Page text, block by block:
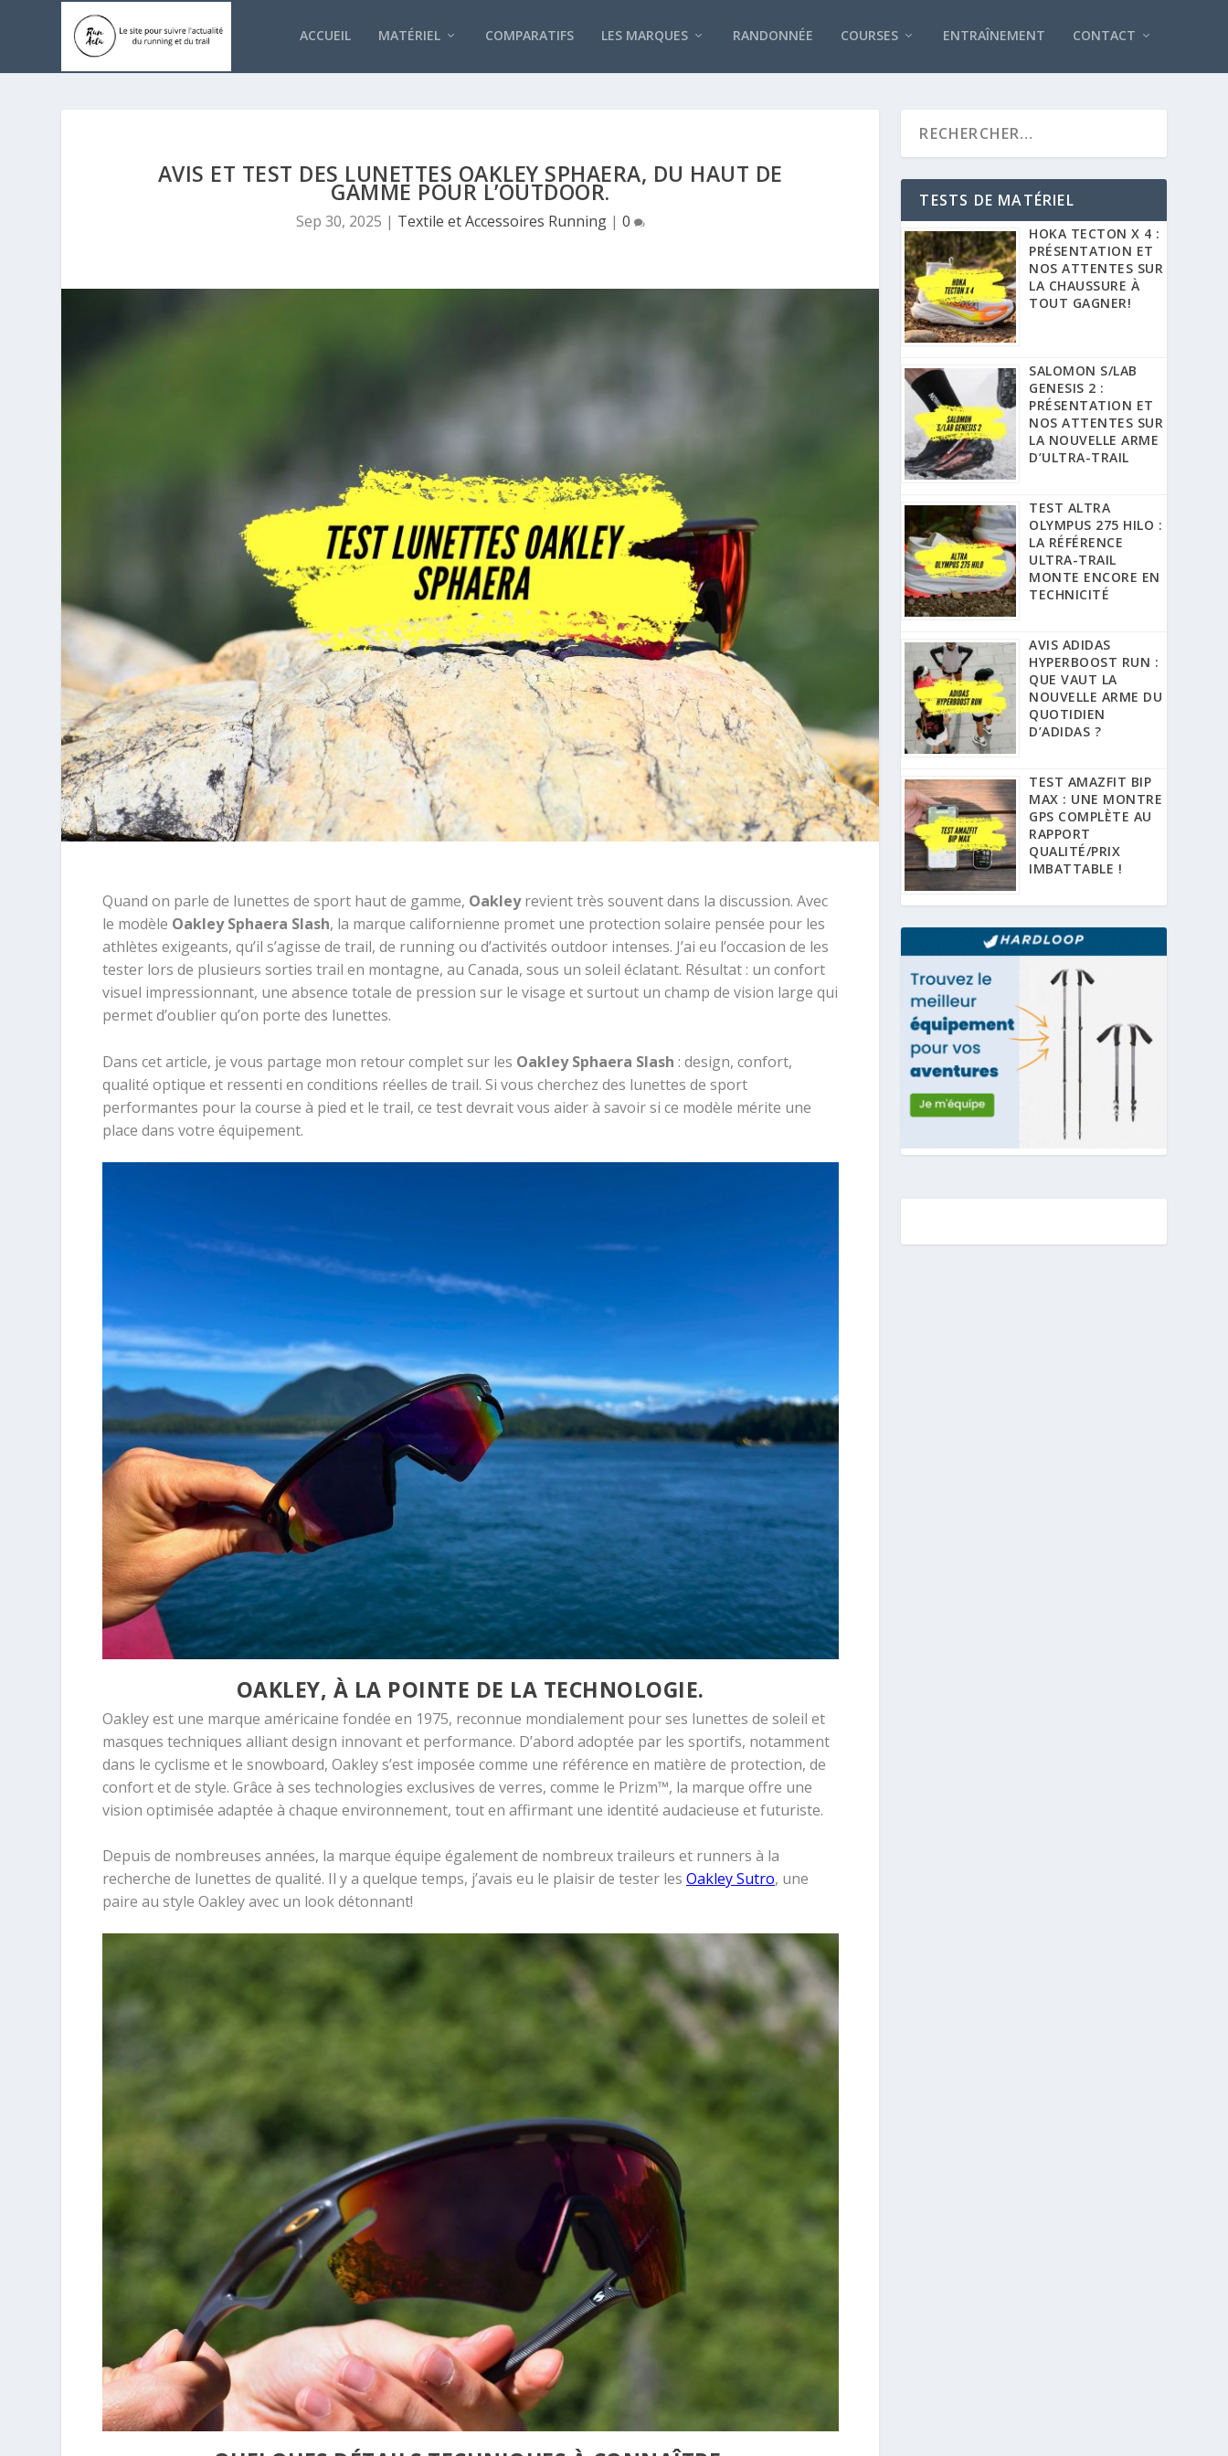
ACCUEIL MATÉRIEL COMPARATIFS LES MARQUES RANDONNÉE COURSES ENTRAÎNEMENT CONTACT
AVIS ET TEST DES LUNETTES OAKLEY SPHAERA, DU HAUT DE
GAMME POUR L’OUTDOOR.
Sep 30, 2025 | Textile et Accessoires Running| 0
Quand on parle de lunettes de sport haut de gamme, Oakleyrevient très souvent dans la discussion. Avec
le modèle Oakley Sphaera Slash, la marque californienne promet une protection solaire pensée pour les
athlètes exigeants, qu’il s’agisse de trail, de running ou d’activités outdoor intenses. J’ai eu l’occasion de les
tester lors de plusieurs sorties trail en montagne, au Canada, sous un soleil éclatant. Résultat : un confort
visuel impressionnant, une absence totale de pression sur le visage et surtout un champ de vision large qui
permet d’oublier qu’on porte des lunettes.
Dans cet article, je vous partage mon retour complet sur les Oakley Sphaera Slash : design, confort,
qualité optique et ressenti en conditions réelles de trail. Si vous cherchez des lunettes de sport
performantes pour la course à pied et le trail, ce test devrait vous aider à savoir si ce modèle mérite une
place dans votre équipement.
OAKLEY, À LA POINTE DE LA TECHNOLOGIE.
Oakley est une marque américaine fondée en 1975, reconnue mondialement pour ses lunettes de soleil et
masques techniques alliant design innovant et performance. D’abord adoptée par les sportifs, notamment
dans le cyclisme et le snowboard, Oakley s’est imposée comme une référence en matière de protection, de
confort et de style. Grâce à ses technologies exclusives de verres, comme le Prizm™, la marque offre une
vision optimisée adaptée à chaque environnement, tout en affirmant une identité audacieuse et futuriste.
Depuis de nombreuses années, la marque équipe également de nombreux traileurs et runners à la
recherche de lunettes de qualité. Il y a quelque temps, j’avais eu le plaisir de tester les Oakley Sutro, une
paire au style Oakley avec un look détonnant!
TESTS DE MATÉRIEL
HOKA TECTON X 4 :
PRÉSENTATION ET
NOS ATTENTES SUR
LA CHAUSSURE À
TOUT GAGNER!
SALOMON S/LAB
GENESIS 2 :
PRÉSENTATION ET
NOS ATTENTES SUR
LA NOUVELLE ARME
D’ULTRA-TRAIL
TEST ALTRA
OLYMPUS 275 HILO :
LA RÉFÉRENCE
ULTRA-TRAIL
MONTE ENCORE EN
TECHNICITÉ
AVIS ADIDAS
HYPERBOOST RUN :
QUE VAUT LA
NOUVELLE ARME DU
QUOTIDIEN
D’ADIDAS ?
TEST AMAZFIT BIP
MAX : UNE MONTRE
GPS COMPLÈTE AU
RAPPORT
QUALITÉ/PRIX
IMBATTABLE !